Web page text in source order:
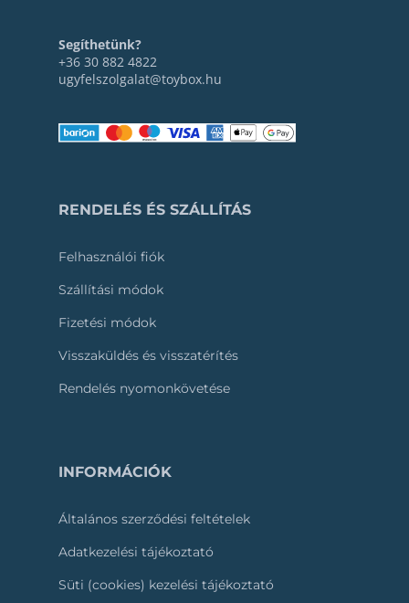
Segíthetünk?
+36 30 882 4822
ugyfelszolgalat@toybox.hu
RENDELÉS ÉS SZÁLLÍTÁS
Felhasználói fiók
Szállítási módok
Fizetési módok
Visszaküldés és visszatérítés
Rendelés nyomonkövetése
INFORMÁCIÓK
Általános szerződési feltételek
Adatkezelési tájékoztató
Süti (cookies) kezelési tájékoztató